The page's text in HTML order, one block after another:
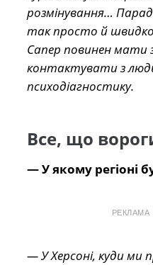
розмінування…
так просто й швидко,
Сапер повинен мати
контактувати з
психодіагностику.
Все, що
— У якому регіоні
РЕКЛАМА
— У Херсоні, куди ми